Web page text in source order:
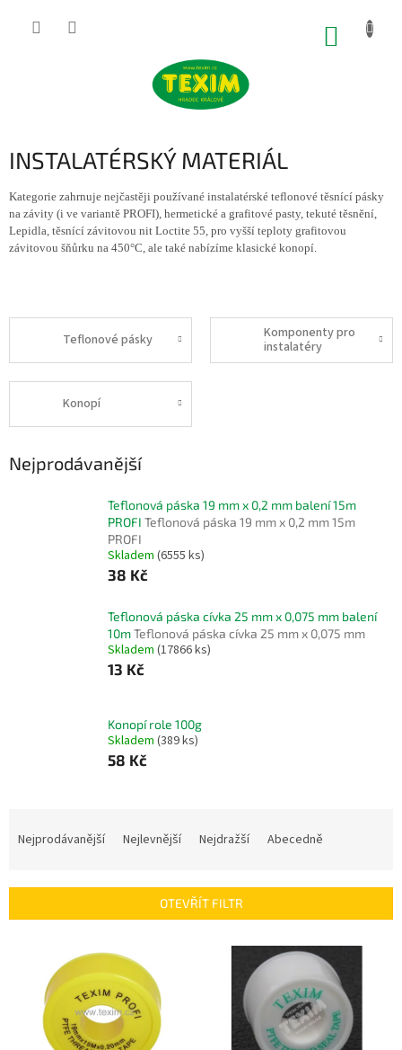
INSTALATÉRSKÝ MATERIÁL
Kategorie zahrnuje nejčastěji používané instalatérské teflonové těsnící pásky
na závity (i ve variantě PROFI), hermetické a grafitové pasty, tekuté těsnění,
Lepidla, těsnící závitovou nit Loctite 55, pro vyšší teploty grafitovou
závitovou šňůrku na 450°C, ale také nabízíme klasické konopí.
Teflonové pásky
Komponenty pro
instalatéry
Konopí
Nejprodávanější
Teflonová páska 19 mm x 0,2 mm balení 15m
PROFI Teflonová páska 19 mm x 0,2 mm 15m
PROFI
Skladem (6555 ks)
38 Kč
Teflonová páska cívka 25 mm x 0,075 mm balení
10mTeflonová páska cívka 25 mm x 0,075 mm
Skladem (17866 ks)
13 Kč
Konopí role 100g
Skladem (389 ks)
58 Kč
í
Nejprodávanější Nejlevnější Nejdražší Abecedně
OTEVŘÍT FILTR